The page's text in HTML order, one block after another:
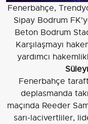
Fenerbahçe,
Sipay Bodrum
Beton Bodrum
Karşılaşmayı
yardımcı
Fenerbahçe
deplasmanda
maçında Reeder
sarı-lacivertliler,